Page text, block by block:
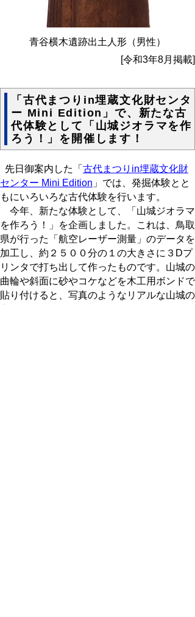
青谷横木遺跡出土人形（男性）
[令和3年8月掲載]
「古代まつりin埋蔵文化財センタ
ー Mini Edition」で、新たな古
代体験として「山城ジオラマを作
ろう！」を開催します！
先日御案内した「 古代まつりin埋蔵文化財
センター Mini Edition 」では、発掘体験とと
もにいろいろな古代体験を行います。
今年、新たな体験として、「山城ジオラマ
を作ろう！」を企画しました。これは、鳥取
県が行った「航空レーザー測量」のデータを
加工し、約２５００分の１の大きさに３Dプ
リンタで打ち出して作ったものです。山城の
曲輪や斜面に砂やコケなどを木工用ボンドで
貼り付けると、写真のようなリアルな山城の